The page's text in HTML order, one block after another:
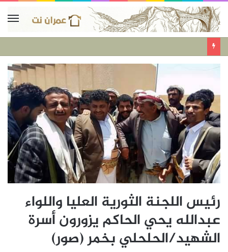
رئيس اللجنة الثورية العليا واللواء
عبدالله يحي الحاكم يزورون أسرة
الشهيد/الحلحلي بخمر (صور)